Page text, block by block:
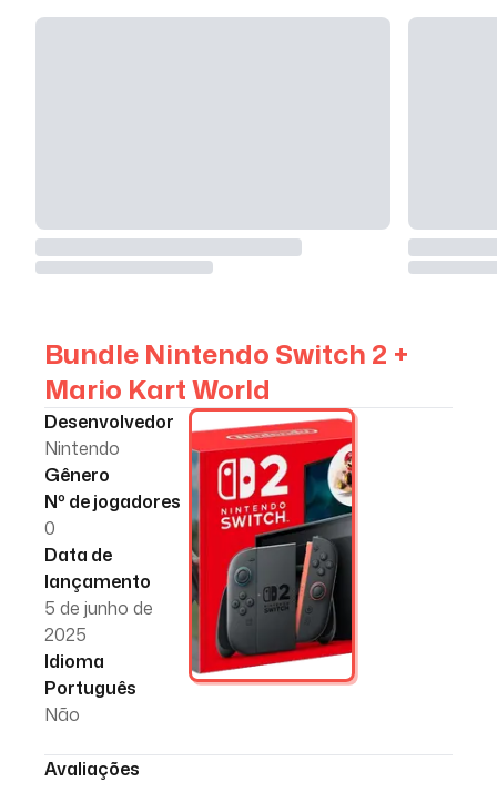
Bundle Nintendo Switch 2 +
Mario Kart World
Desenvolvedor
Nintendo
Gênero
Nº de jogadores
0
Data de
lançamento
5 de junho de
2025
Idioma
Português
Não
Avaliações